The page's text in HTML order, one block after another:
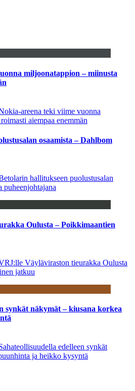
miljoonatappion – miinusta
areena teki viime vuonna
aiempaa enemmän
osaamista – Dahlbom
hallitukseen puolustusalan
puheenjohtajana
Oulusta – Poikkimaantien
Väyläviraston tieurakka Oulusta
jatkuu
synkät näkymät – kiusana korkea
edelleen synkät
ja heikko kysyntä